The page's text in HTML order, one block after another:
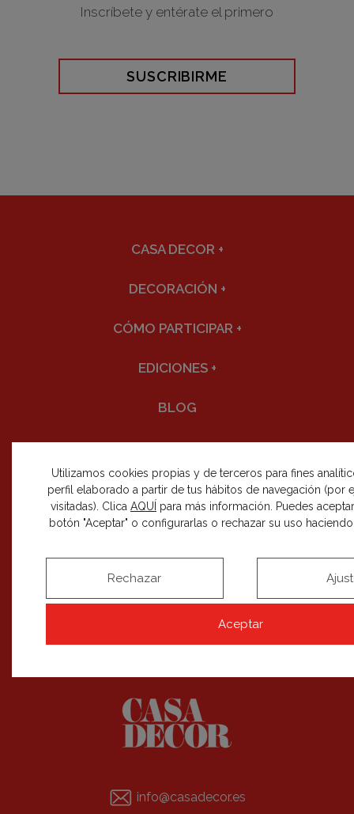
Inscríbete y entérate el primero
SUSCRIBIRME
Utilizamos cookies propias y de terceros para fines
perfil elaborado a partir de tus hábitos de navegación (por
visitadas). Clica AQUÍ para más información. Puedes
botón "Aceptar" o configurarlas o rechazar su uso
Aceptar
Rechazar
CASA DECOR +
DECORACIÓN +
CÓMO PARTICIPAR +
EDICIONES +
BLOG
SÍGUENOS EN REDES SOCIALES
RECIBE NUESTRAS NOVEDADES
info@casadecor.es